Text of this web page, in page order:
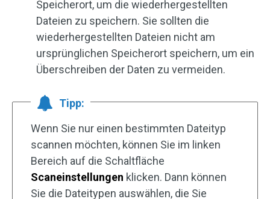
Speicherort, um die wiederhergestellten
Dateien zu speichern. Sie sollten die
wiederhergestellten Dateien nicht am
ursprünglichen Speicherort speichern, um ein
Überschreiben der Daten zu vermeiden.
Tipp:
Wenn Sie nur einen bestimmten Dateityp
scannen möchten, können Sie im linken
Bereich auf die Schaltfläche
Scaneinstellungen klicken. Dann können
Sie die Dateitypen auswählen, die Sie